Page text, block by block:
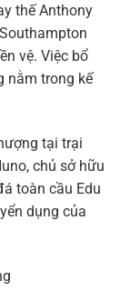
thế Anthony
vệ. Việc bổ
nằm trong kế
tại trại
chủ sở hữu
toàn cầu Edu
dụng của